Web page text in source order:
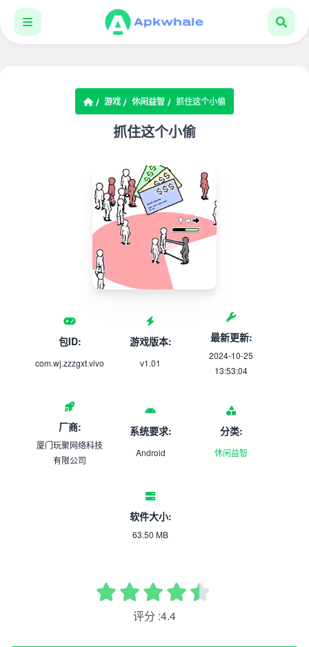
游戏 休闲益智 抓住这个小偷
抓住这个小偷
包ID:
com.wj.zzzgxt.vivo
游戏版本:
v1.01
最新更新:
2024-10-25
13:53:04
厂商:
厦门玩聚网络科技
有限公司
系统要求:
Android
分类:
休闲益智
软件大小:
63.50 MB
评分 :4.4